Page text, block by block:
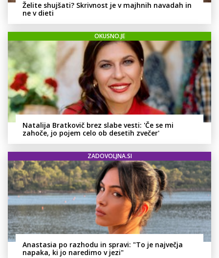
Želite shujšati? Skrivnost je v majhnih navadah in
ne v dieti
OKUSNO.JE
Natalija Bratkovič brez slabe vesti: 'Če se mi
zahoče, jo pojem celo ob desetih zvečer'
ZADOVOLJNA.SI
Anastasia po razhodu in spravi: "To je največja
napaka, ki jo naredimo v jezi"